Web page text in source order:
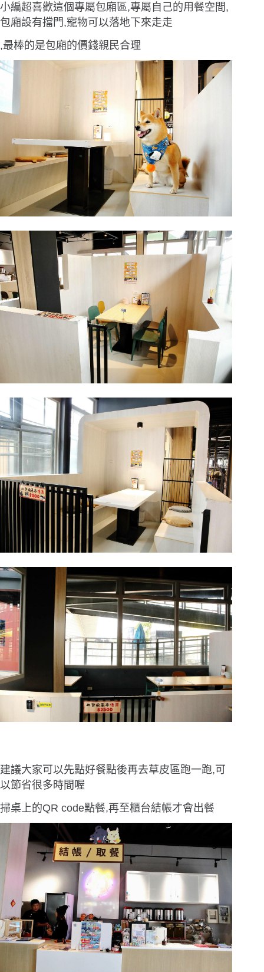
小編超喜歡這個專屬包廂區,專屬自己的用餐空間,
包廂設有擋門,寵物可以落地下來走走
,最棒的是包廂的價錢親民合理
建議大家可以先點好餐點後再去草皮區跑一跑,可
以節省很多時間喔
掃桌上的QR code點餐,再至櫃台結帳才會出餐